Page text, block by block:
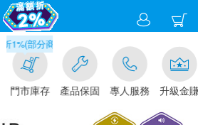
部分商品不適用)-請點我看
門市庫存 產品保固 專人服務 升級金賺